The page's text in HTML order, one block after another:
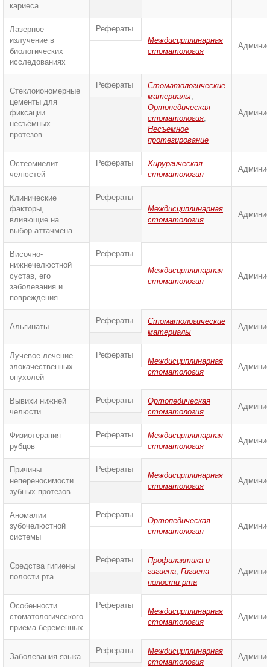
кариеса
Лазерное
излучение в
биологических
исследованиях
Рефераты
Междисциплинарная
стоматология
Стеклоиономерные
цементы для
фиксации
несъёмных
протезов
Рефераты
Стоматологические
материалы,
Ортопедическая
стоматология,
Несъемное
протезирование
Остеомиелит
челюстей
Рефераты
Хирургическая
стоматология
Клинические
факторы,
влияющие на
выбор аттачмена
Рефераты
Междисциплинарная
стоматология
Височно-
нижнечелюстной
сустав, его
заболевания и
повреждения
Рефераты
Междисциплинарная
стоматология
Альгинаты
Рефераты
Стоматологические
материалы
Лучевое лечение
злокачественных
опухолей
Рефераты
Междисциплинарная
стоматология
Вывихи нижней
челюсти
Рефераты
Ортопедическая
стоматология
Физиотерапия
рубцов
Рефераты
Междисциплинарная
стоматология
Причины
непереносимости
зубных протезов
Рефераты
Междисциплинарная
стоматология
Аномалии
зубочелюстной
системы
Рефераты
Ортопедическая
стоматология
Средства гигиены
полости рта
Рефераты
Профилактика и
гигиена, Гигиена
полости рта
Особенности
стоматологического
приема беременных
Рефераты
Междисциплинарная
стоматология
Заболевания языка
Рефераты
Междисциплинарная
стоматология